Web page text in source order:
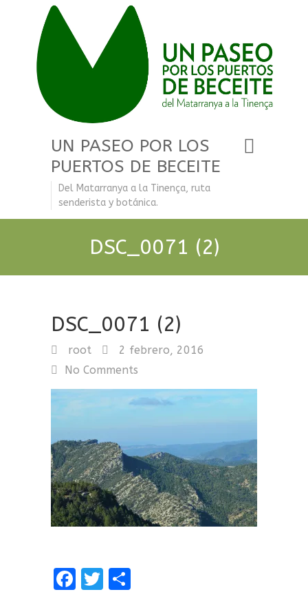
UN PASEO POR LOS
PUERTOS DE BECEITE
Del Matarranya a la Tinença, ruta
senderista y botánica.
DSC_0071 (2)
DSC_0071 (2)
root
2 febrero, 2016
No Comments
F
T